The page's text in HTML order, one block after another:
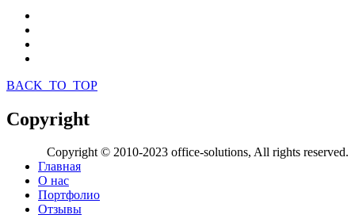
BACK_TO_TOP
Copyright
Copyright © 2010-2023 office-solutions, All rights reserved.
Главная
О нас
Портфолио
Отзывы